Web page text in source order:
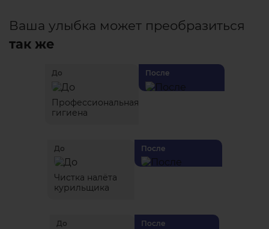
Ваша улыбка может преобразиться
так же
До
Профессиональная
гигиена
После
До
Чистка налёта
курильщика
После
До После